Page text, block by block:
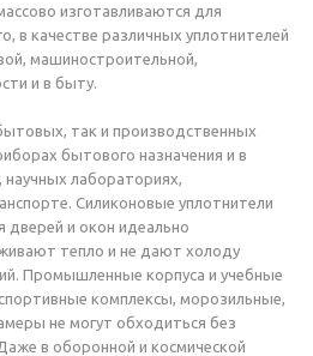
изготавливаются для
в качестве различных уплотнителей
машиностроительной,
и в быту.
так и производственных
бытового назначения и в
лабораториях,
Силиконовые уплотнители
дверей и окон идеально
тепло и не дают холоду
Промышленные корпуса и учебные
комплексы, морозильные,
не могут обходиться без
в оборонной и космической